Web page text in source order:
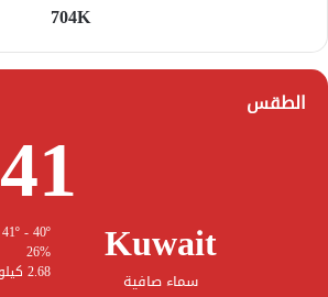
704K
الطقس
Kuwait
سماء صافية
41
26%
2.68 كيلومتر/ساعة